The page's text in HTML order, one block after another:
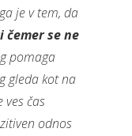
je v tem, da
čemer se ne
pomaga
gleda kot na
ves čas
odnos